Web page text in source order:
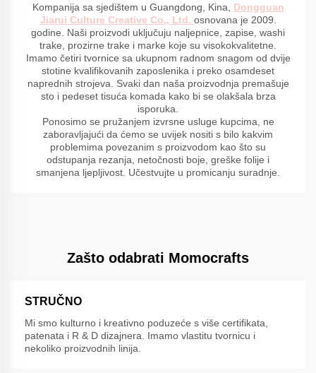
Kompanija sa sjedištem u Guangdong, Kina, Dongguan
Jiarui Culture Creative Co., Ltd. osnovana je 2009.
godine. Naši proizvodi uključuju naljepnice, zapise, washi
trake, prozirne trake i marke koje su visokokvalitetne.
Imamo četiri tvornice sa ukupnom radnom snagom od dvije
stotine kvalifikovanih zaposlenika i preko osamdeset
naprednih strojeva. Svaki dan naša proizvodnja premašuje
sto i pedeset tisuća komada kako bi se olakšala brza
isporuka.
Ponosimo se pružanjem izvrsne usluge kupcima, ne
zaboravljajući da ćemo se uvijek nositi s bilo kakvim
problemima povezanim s proizvodom kao što su
odstupanja rezanja, netočnosti boje, greške folije i
smanjena ljepljivost. Učestvujte u promicanju suradnje.
Zašto odabrati Momocrafts
STRUČNO
Mi smo kulturno i kreativno poduzeće s više certifikata,
patenata i R & D dizajnera. Imamo vlastitu tvornicu i
nekoliko proizvodnih linija.